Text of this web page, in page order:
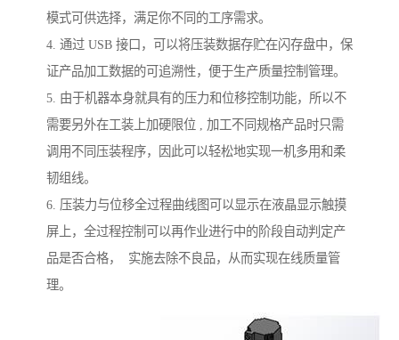
模式可供选择，满足你不同的工序需求。
4. 通过 USB 接口，可以将压装数据存贮在闪存盘中，保
证产品加工数据的可追溯性，便于生产质量控制管理。
5. 由于机器本身就具有的压力和位移控制功能，所以不
需要另外在工装上加硬限位 , 加工不同规格产品时只需
调用不同压装程序，因此可以轻松地实现一机多用和柔
韧组线。
6. 压装力与位移全过程曲线图可以显示在液晶显示触摸
屏上，全过程控制可以再作业进行中的阶段自动判定产
品是否合格， 实施去除不良品，从而实现在线质量管
理。